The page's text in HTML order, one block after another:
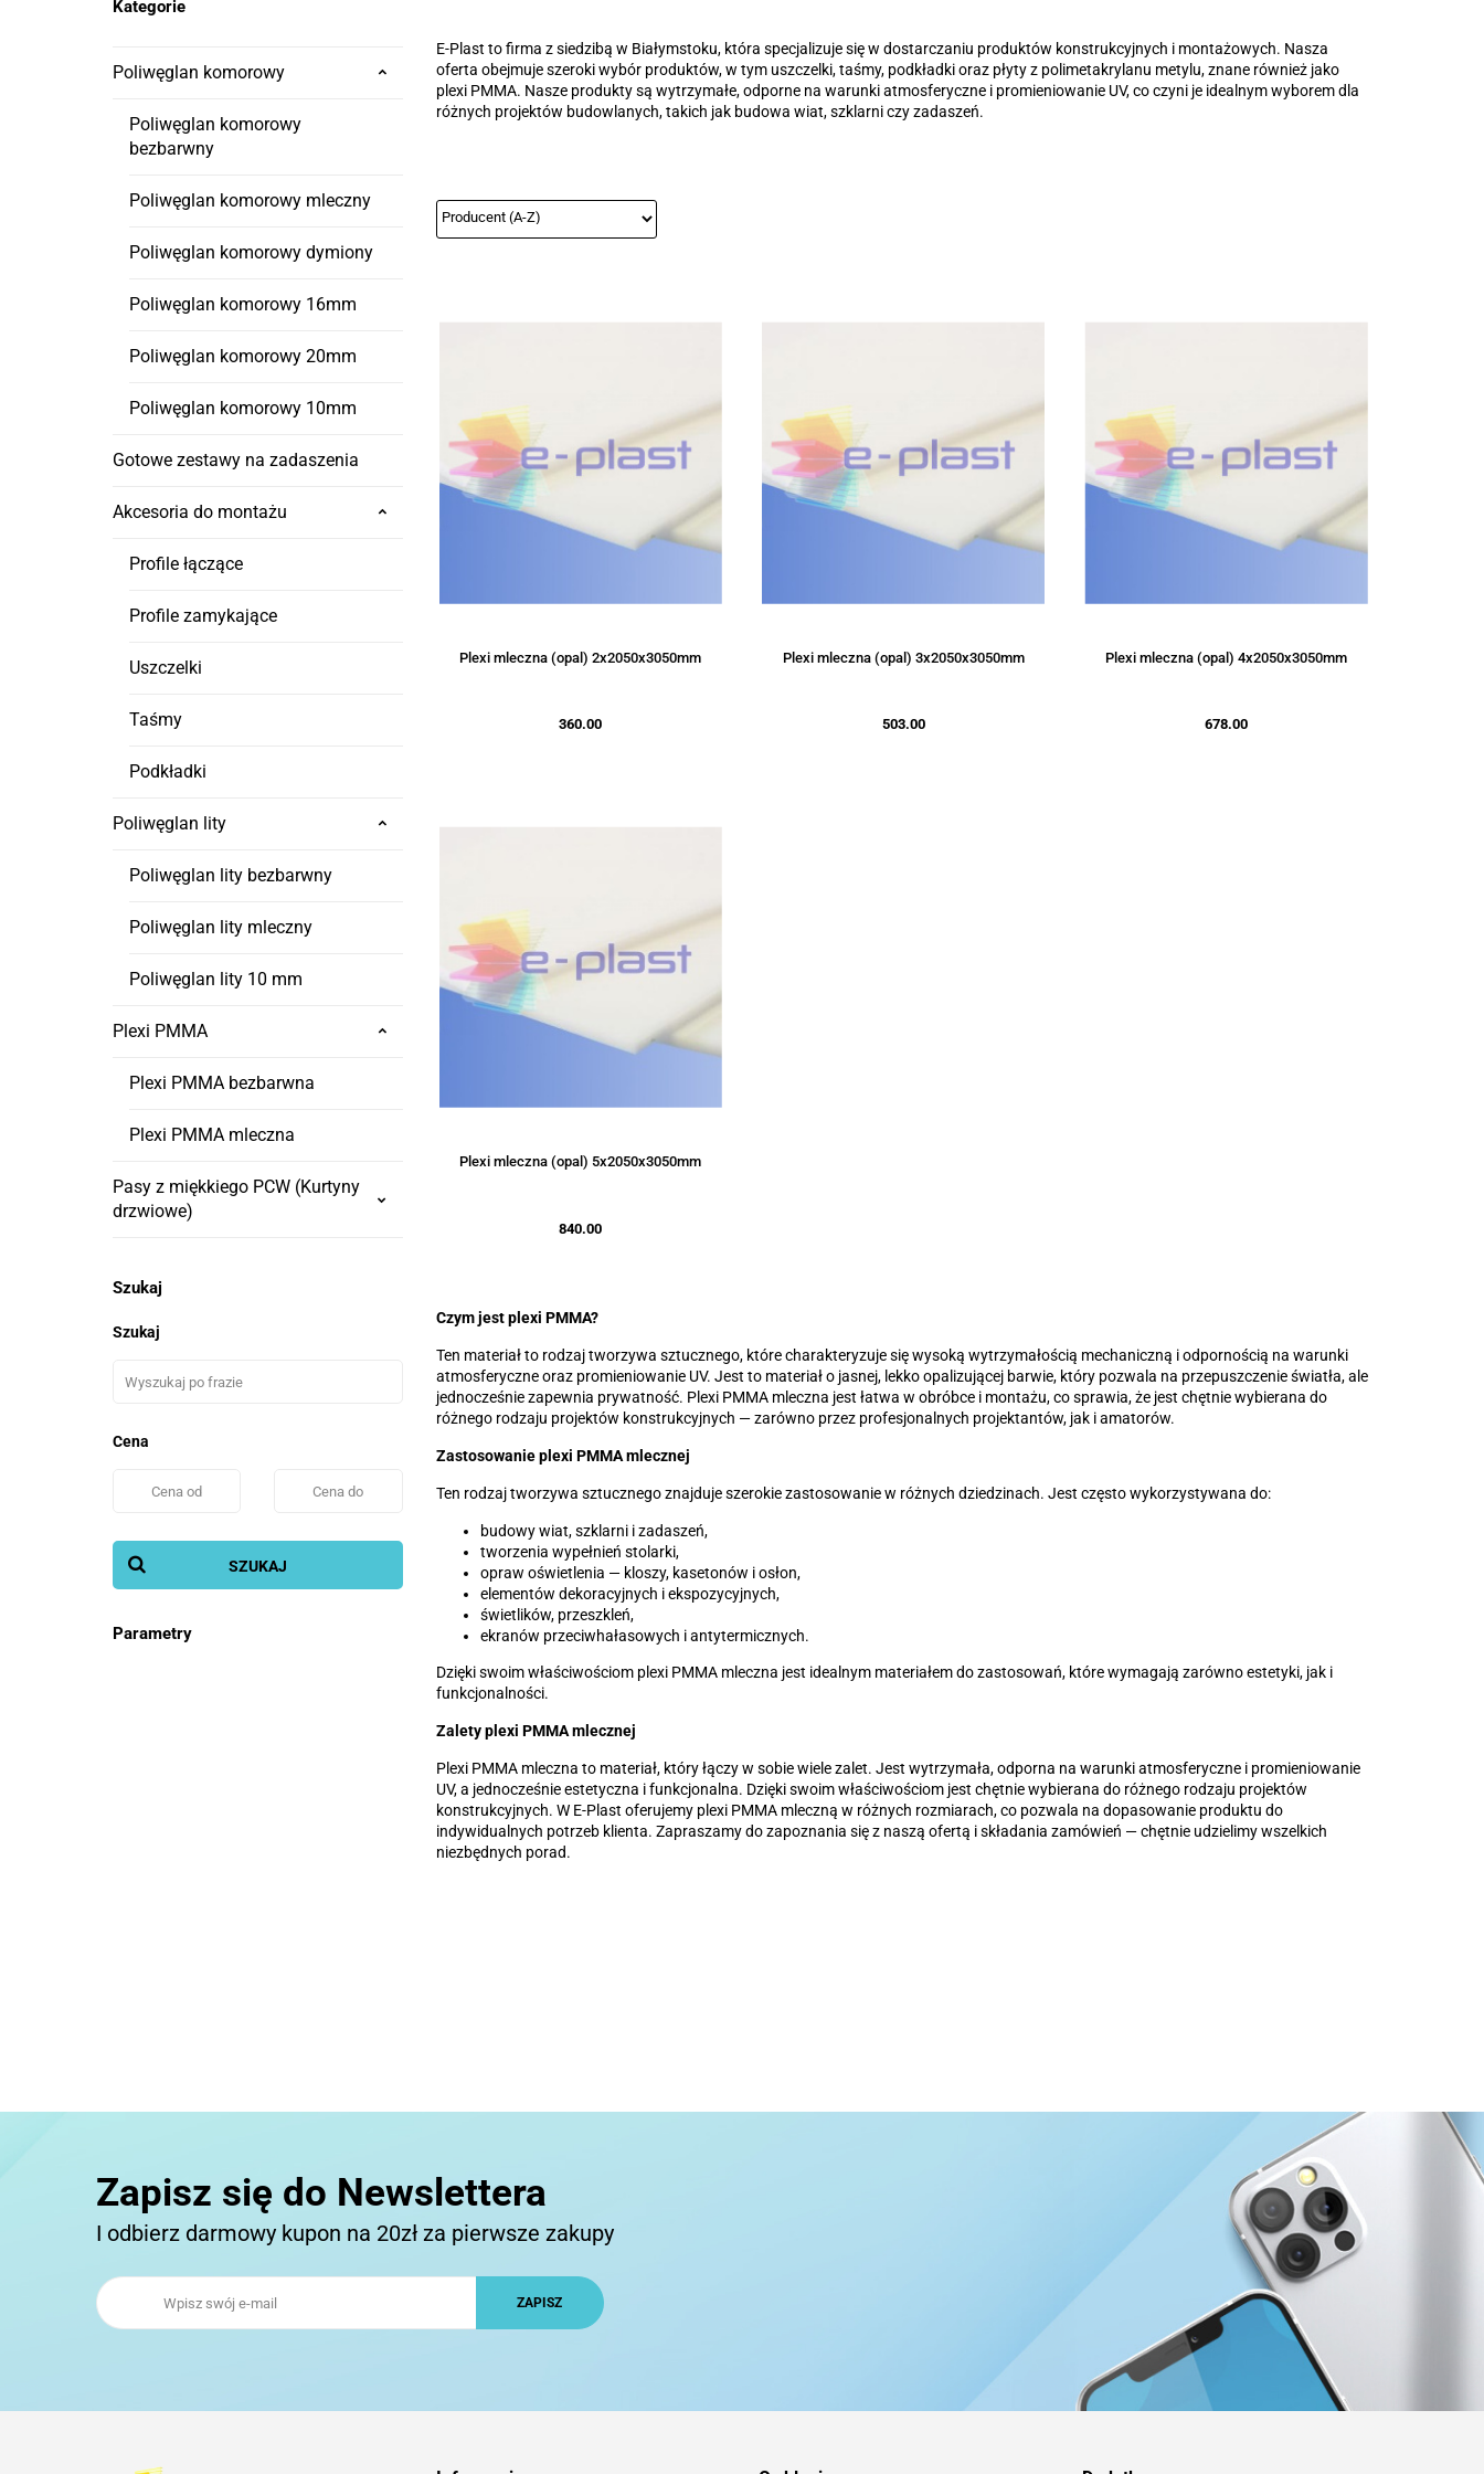
Kategorie
Poliwęglan komorowy
Poliwęglan komorowy
bezbarwny
Poliwęglan komorowy mleczny
Poliwęglan komorowy dymiony
Poliwęglan komorowy 16mm
Poliwęglan komorowy 20mm
Poliwęglan komorowy 10mm
Gotowe zestawy na zadaszenia
Akcesoria do montażu
Profile łączące
Profile zamykające
Uszczelki
Taśmy
Podkładki
Poliwęglan lity
Poliwęglan lity bezbarwny
Poliwęglan lity mleczny
Poliwęglan lity 10 mm
Plexi PMMA
Plexi PMMA bezbarwna
Plexi PMMA mleczna
Pasy z miękkiego PCW (Kurtyny
drzwiowe)
Szukaj
Szukaj
Cena
SZUKAJ
Parametry
E-Plast to firma z siedzibą w Białymstoku, która specjalizuje się w dostarczaniu produktów konstrukcyjnych i montażowych. Nasza
oferta obejmuje szeroki wybór produktów, w tym uszczelki, taśmy, podkładki oraz płyty z polimetakrylanu metylu, znane również jako
plexi PMMA. Nasze produkty są wytrzymałe, odporne na warunki atmosferyczne i promieniowanie UV, co czyni je idealnym wyborem dla
różnych projektów budowlanych, takich jak budowa wiat, szklarni czy zadaszeń.
Plexi mleczna (opal) 2x2050x3050mm
360.00
Plexi mleczna (opal) 3x2050x3050mm
503.00
Plexi mleczna (opal) 4x2050x3050mm
678.00
Plexi mleczna (opal) 5x2050x3050mm
840.00
Czym jest plexi PMMA?
Ten materiał to rodzaj tworzywa sztucznego, które charakteryzuje się wysoką wytrzymałością mechaniczną i odpornością na warunki
atmosferyczne oraz promieniowanie UV. Jest to materiał o jasnej, lekko opalizującej barwie, który pozwala na przepuszczenie światła, ale
jednocześnie zapewnia prywatność. Plexi PMMA mleczna jest łatwa w obróbce i montażu, co sprawia, że jest chętnie wybierana do
różnego rodzaju projektów konstrukcyjnych — zarówno przez profesjonalnych projektantów, jak i amatorów.
Zastosowanie plexi PMMA mlecznej
Ten rodzaj tworzywa sztucznego znajduje szerokie zastosowanie w różnych dziedzinach. Jest często wykorzystywana do:
budowy wiat, szklarni i zadaszeń,
tworzenia wypełnień stolarki,
opraw oświetlenia — kloszy, kasetonów i osłon,
elementów dekoracyjnych i ekspozycyjnych,
świetlików, przeszkleń,
ekranów przeciwhałasowych i antytermicznych.
Dzięki swoim właściwościom plexi PMMA mleczna jest idealnym materiałem do zastosowań, które wymagają zarówno estetyki, jak i
funkcjonalności.
Zalety plexi PMMA mlecznej
Plexi PMMA mleczna to materiał, który łączy w sobie wiele zalet. Jest wytrzymała, odporna na warunki atmosferyczne i promieniowanie
UV, a jednocześnie estetyczna i funkcjonalna. Dzięki swoim właściwościom jest chętnie wybierana do różnego rodzaju projektów
konstrukcyjnych. W E-Plast oferujemy plexi PMMA mleczną w różnych rozmiarach, co pozwala na dopasowanie produktu do
indywidualnych potrzeb klienta. Zapraszamy do zapoznania się z naszą ofertą i składania zamówień — chętnie udzielimy wszelkich
niezbędnych porad.
Zapisz się do Newslettera
I odbierz darmowy kupon na 20zł za pierwsze zakupy